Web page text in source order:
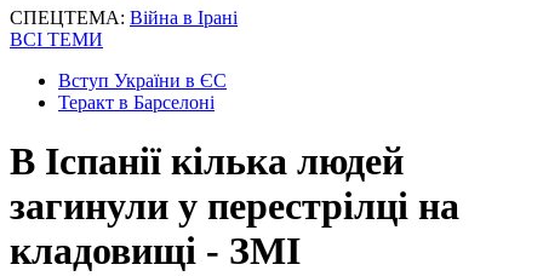
СПЕЦТЕМА: Війна в Ірані
ВСІ ТЕМИ
Вступ України в ЄС
Теракт в Барселоні
В Іспанії кілька людей
загинули у перестрілці на
кладовищі - ЗМІ